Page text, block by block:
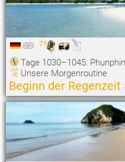
79
Tage 1030–1045:
Unsere Morgenroutine
Beginn der